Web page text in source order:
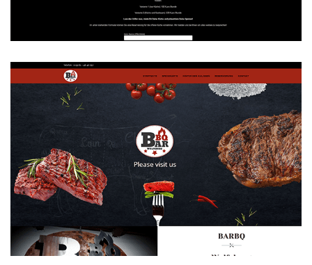
BarBQ Wolfsburg
WEBDESIGN